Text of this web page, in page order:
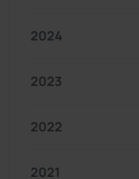
2024
2023
2022
2021